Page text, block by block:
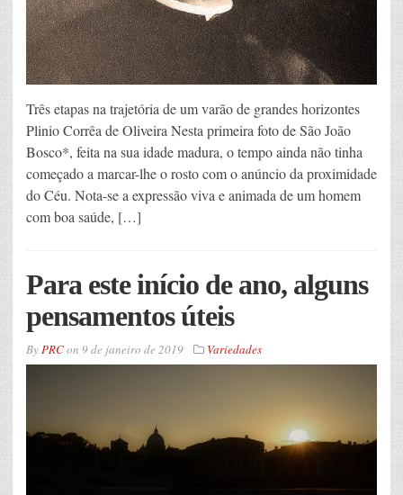
Três etapas na trajetória de um varão de grandes horizontes
Plinio Corrêa de Oliveira Nesta primeira foto de São João
Bosco*, feita na sua idade madura, o tempo ainda não tinha
começado a marcar-lhe o rosto com o anúncio da proximidade
do Céu. Nota-se a expressão viva e animada de um homem
com boa saúde, […]
Para este início de ano, alguns
pensamentos úteis
ByPRCon 9 de janeiro de 2019 Variedades